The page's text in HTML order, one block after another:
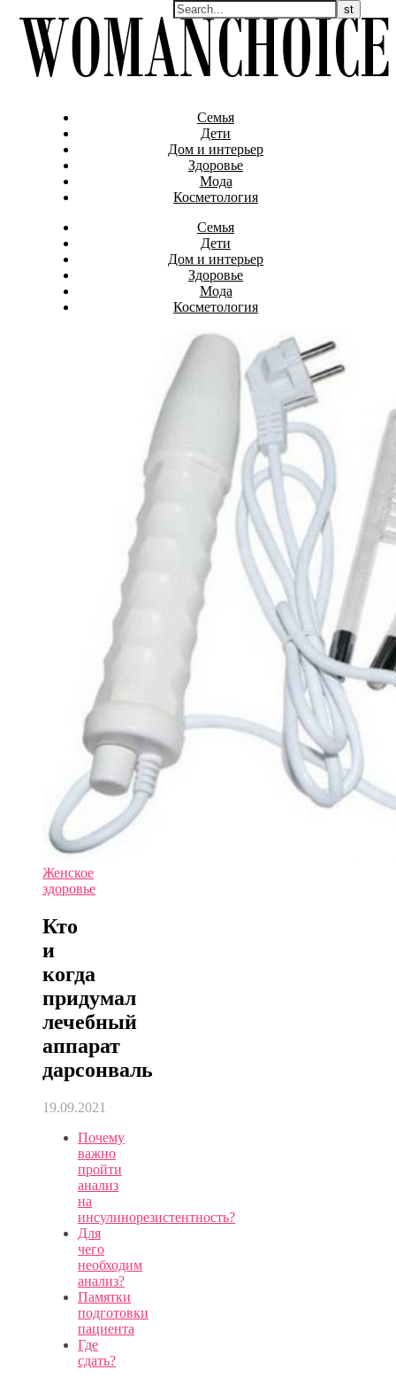
Семья
Дети
Дом и интерьер
Здоровье
Мода
Косметология
Семья
Дети
Дом и интерьер
Здоровье
Мода
Косметология
Женское
здоровье
Кто
и
когда
придумал
лечебный
аппарат
дарсонваль
19.09.2021
Почему
важно
пройти
анализ
на
инсулинорезистентность?
Для
чего
необходим
анализ?
Памятки
подготовки
пациента
Где
сдать?